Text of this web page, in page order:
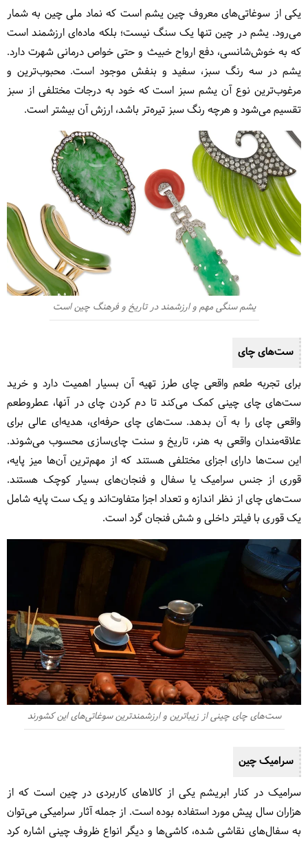
یکی از سوغاتی‌های معروف چین یشم است که نماد ملی چین به شمار
می‌رود. یشم در چین تنها یک سنگ نیست؛ بلکه ماده‌ای ارزشمند است
که به خوش‌شانسی، دفع ارواح خبیث و حتی خواص درمانی شهرت دارد.
یشم در سه رنگ سبز، سفید و بنفش موجود است. محبوب‌ترین و
مرغوب‌ترین نوع آن یشم سبز است که خود به درجات مختلفی از سبز
تقسیم می‌شود و هرچه رنگ سبز تیره‌تر باشد، ارزش آن بیشتر است.
یشم سنگی مهم و ارزشمند در تاریخ و فرهنگ چین است
ست‌های چای
برای تجربه طعم واقعی چای طرز تهیه آن بسیار اهمیت دارد و خرید
ست‌های چای چینی کمک می‌کند تا دم کردن چای در آنها، عطروطعم
واقعی چای را به آن بدهد. ست‌های چای حرفه‌ای، هدیه‌ای عالی برای
علاقه‌مندان واقعی به هنر، تاریخ و سنت چای‌سازی محسوب می‌شوند.
این ست‌ها دارای اجزای مختلفی هستند که از مهم‌ترین آن‌ها میز پایه،
قوری از جنس سرامیک یا سفال و فنجان‌های بسیار کوچک هستند.
ست‌های چای از نظر اندازه و تعداد اجزا متفاوت‌اند و یک ست پایه شامل
یک قوری با فیلتر داخلی و شش فنجان گرد است.
ست‌های چای چینی از زیباترین و ارزشمندترین سوغاتی‌های این کشورند
سرامیک چین
سرامیک در کنار ابریشم یکی از کالاهای کاربردی در چین است که از
هزاران سال پیش مورد استفاده بوده است. از جمله آثار سرامیکی می‌توان
به سفال‌های نقاشی شده، کاشی‌ها و دیگر انواع ظروف چینی اشاره کرد